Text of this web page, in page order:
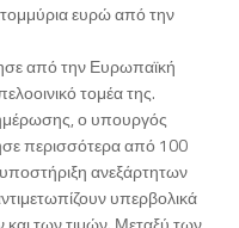
ευρώ από την
από την Ευρωπαϊκή
τομέα της.
ο υπουργός
περισσότερα από 100
ανεξάρτητων
υπερβολικά